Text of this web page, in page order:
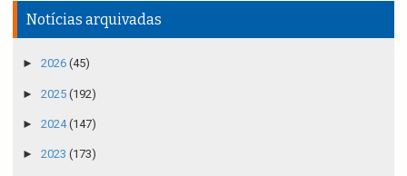
Notícias arquivadas
► 2026 (45)
► 2025 (192)
► 2024(147)
► 2023 (173)